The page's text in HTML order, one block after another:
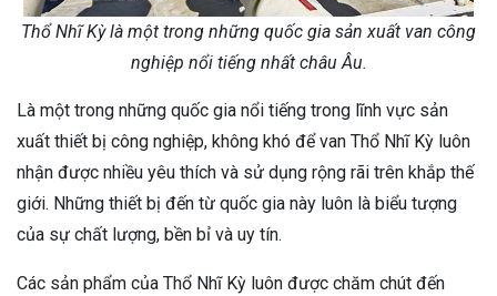
Thổ Nhĩ Kỳ là một trong những quốc gia sản xuất van công
nghiệp nổi tiếng nhất châu Âu.
Là một trong những quốc gia nổi tiếng trong lĩnh vực sản
xuất thiết bị công nghiệp, không khó để van Thổ Nhĩ Kỳ luôn
nhận được nhiều yêu thích và sử dụng rộng rãi trên khắp thế
giới. Những thiết bị đến từ quốc gia này luôn là biểu tượng
của sự chất lượng, bền bỉ và uy tín.
Các sản phẩm của Thổ Nhĩ Kỳ luôn được chăm chút đến